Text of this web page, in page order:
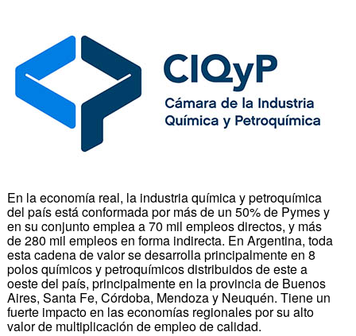
En la economía real, la industria química y petroquímica
del país está conformada por más de un 50% de Pymes y
en su conjunto emplea a 70 mil empleos directos, y más
de 280 mil empleos en forma indirecta. En Argentina, toda
esta cadena de valor se desarrolla principalmente en 8
polos químicos y petroquímicos distribuidos de este a
oeste del país, principalmente en la provincia de Buenos
Aires, Santa Fe, Córdoba, Mendoza y Neuquén. Tiene un
fuerte impacto en las economías regionales por su alto
valor de multiplicación de empleo de calidad.